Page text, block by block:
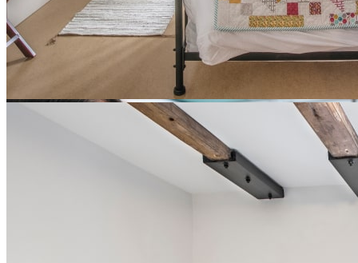
Ces anciennes chambres d’Augustines ont été reconverties selon les
standards actuels, tout en gardant leur charme d’antan.